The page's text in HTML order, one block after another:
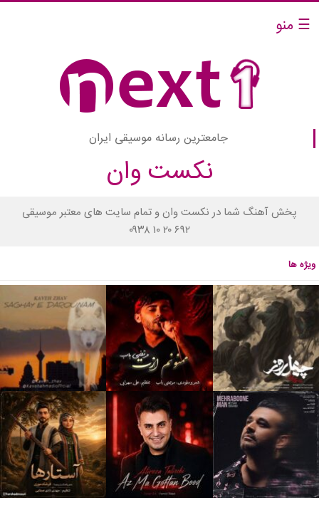
☰ منو
جامعترین رسانه موسیقی ایران
نکست وان
پخش آهنگ شما در نکست وان و تمام سایت های معتبر موسیقی
۰۹۳۸ ۱۰ ۲۰ ۶۹۲
ویژه ها